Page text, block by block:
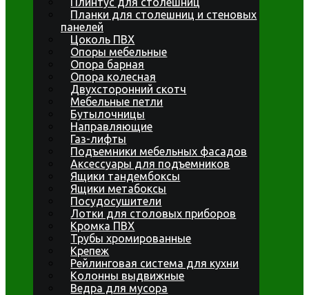
Планки для столешниц и стеновых
панелей
Цоколь ПВХ
Опоры мебельные
Опора барная
Опора колесная
Двухсторонний скотч
Мебельные петли
Бутылочницы
Направляющие
Газ-лифты
Подъемники мебельных фасадов
Аксессуары для подъемников
Ящики тандембоксы
Ящики метабоксы
Посудосушители
Лотки для столовых приборов
Кромка ПВХ
Трубы хромированные
Крепеж
Рейлинговая система для кухни
Колонны выдвижные
Ведра для мусора